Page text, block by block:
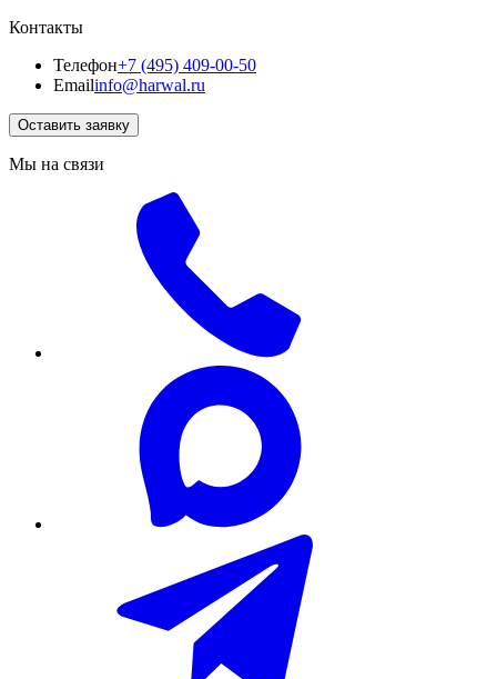
Контакты
Телефон+7 (495) 409-00-50
Emailinfo@harwal.ru
Оставить заявку
Мы на связи